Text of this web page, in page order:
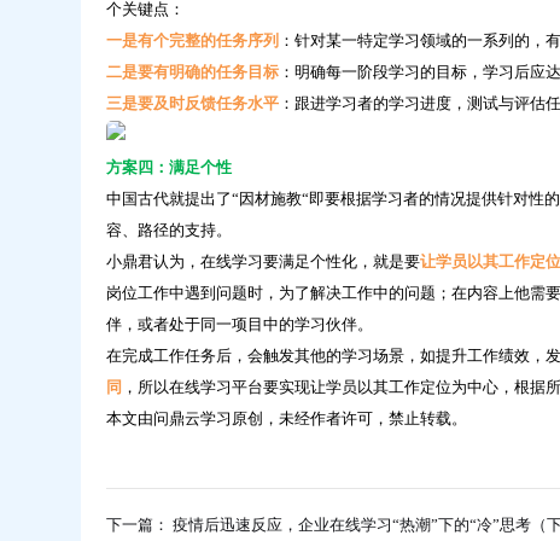
个关键点：
一是有个完整的任务序列 ：针对某一特定学习领域的一系列的，
二是要有明确的任务目标：明确每一阶段学习的目标，学习后应
三是要及时反馈任务水平：跟进学习者的学习进度，测试与评估
方案四：满足个性
中国古代就提出了“因材施教“即要根据学习者的情况提供针对性
容、路径的支持。
小鼎君认为，在线学习要满足个性化，就是要让学员以其工作定
岗位工作中遇到问题时，为了解决工作中的问题；在内容上他需
伴，或者处于同一项目中的学习伙伴。
在完成工作任务后，会触发其他的学习场景，如提升工作绩效，发
同 ，所以在线学习平台要实现让学员以其工作定位为中心，根据
本文由问鼎云学习原创，未经作者许可，禁止转载。
下一篇： 疫情后迅速反应，企业在线学习“热潮”下的“冷”思考（下